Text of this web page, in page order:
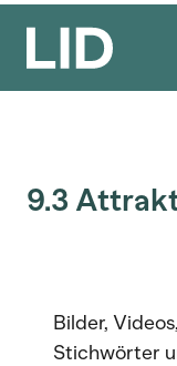
9.3
Bilder,
Stichwörter